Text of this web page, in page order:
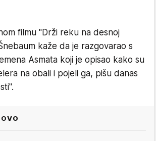
filmu "Drži reku na desnoj
kaže da je razgovarao s
Asmata koji je opisao kako su
na obali i pojeli ga, pišu danas